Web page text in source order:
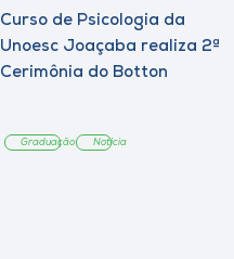
Curso de Psicologia da
Unoesc Joaçaba realiza 2ª
Cerimônia do Botton
Graduação Notícia